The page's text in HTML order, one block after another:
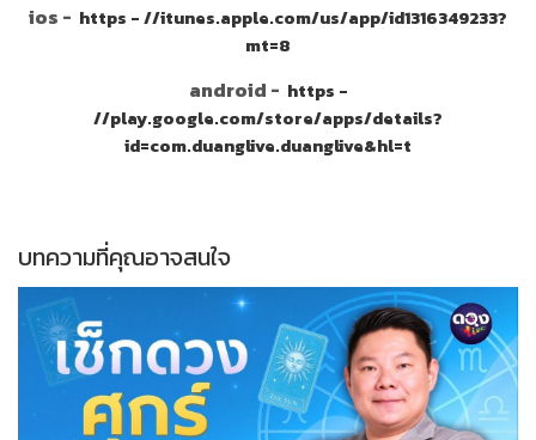
ios - https - //itunes.apple.com/us/app/id1316349233?
mt=8
android - https -
//play.google.com/store/apps/details?
id=com.duanglive.duanglive&hl=t
บทความที่คุณอาจสนใจ